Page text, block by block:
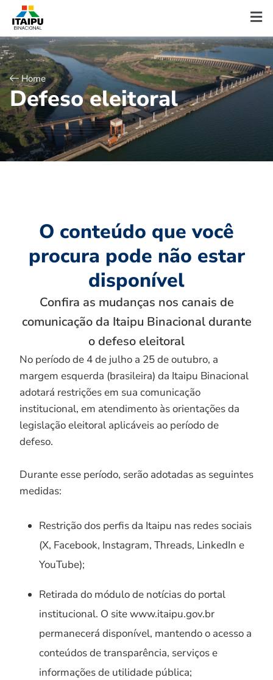
Home
Defeso eleitoral
O conteúdo que você
procura pode não estar
disponível
Confira as mudanças nos canais de
comunicação da Itaipu Binacional durante
o defeso eleitoral
No período de 4 de julho a 25 de outubro, a
margem esquerda (brasileira) da Itaipu Binacional
adotará restrições em sua comunicação
institucional, em atendimento às orientações da
legislação eleitoral aplicáveis ao período de
defeso.
Durante esse período, serão adotadas as seguintes
medidas:
Restrição dos perfis da Itaipu nas redes sociais
(X, Facebook, Instagram, Threads, LinkedIn e
YouTube);
Retirada do módulo de notícias do portal
institucional. O site www.itaipu.gov.br
permanecerá disponível, mantendo o acesso a
conteúdos de transparência, serviços e
informações de utilidade pública;